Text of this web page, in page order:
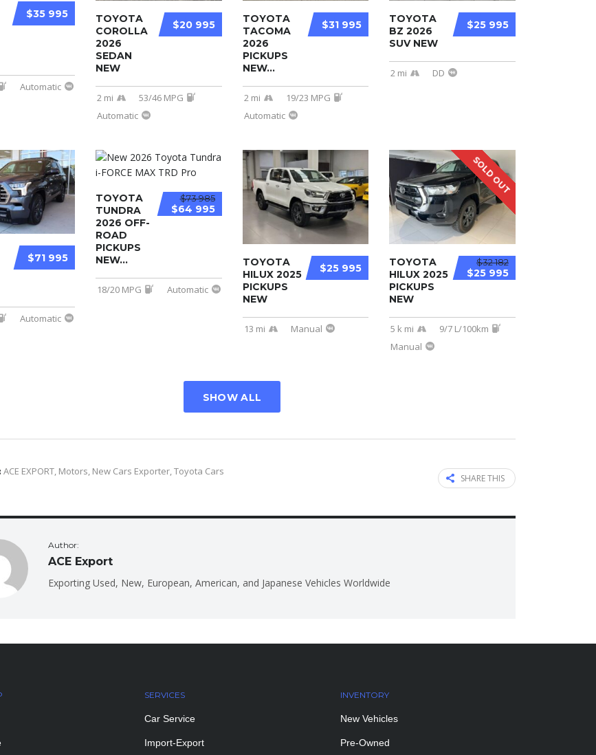
$35 995
Automatic
$20 995
TOYOTA
COROLLA
2026
SEDAN
NEW
2 mi
53/46 MPG
Automatic
$31 995
TOYOTA
TACOMA
2026
PICKUPS
NEW...
2 mi
19/23 MPG
Automatic
$25 995
TOYOTA
BZ 2026
SUV NEW
2 mi DD
$71 995
Automatic
$73 985
$64 995
TOYOTA
TUNDRA
2026 OFF-
ROAD
PICKUPS
NEW...
18/20 MPG Automatic
$25 995
TOYOTA
HILUX 2025
PICKUPS
NEW
13 mi Manual
SOLD OUT
$32 182
$25 995
TOYOTA
HILUX 2025
PICKUPS
NEW
5 k mi
9/7 L/100km
Manual
SHOW ALL
ACE EXPORT, Motors, New Cars Exporter,Toyota Cars
SHARE THIS
Author:
ACE Export
Exporting Used, New, European, American, and Japanese Vehicles Worldwide
SERVICES
Car Service
Import-Export
INVENTORY
New Vehicles
Pre-Owned